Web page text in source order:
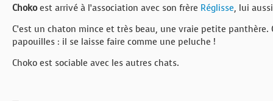
Chokoest arrivé à l’association avec son frère Réglisse, lui
C’est un chaton mince et très beau, une vraie petite
papouilles : il se laisse faire comme une peluche !
Choko est sociable avec les autres chats.